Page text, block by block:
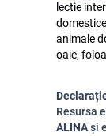
lectie
animale
oaie,
Resursa
ALINAși